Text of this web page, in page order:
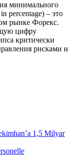
минимального
percentage) – это
рынке Форекс.
цифру
критически
рисками и
1,5 Milyar